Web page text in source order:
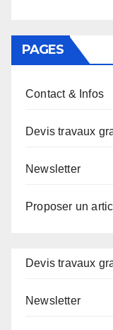
PAGES
Contact & Infos
Devis travaux
Newsletter
Proposer un
Devis travaux
Newsletter